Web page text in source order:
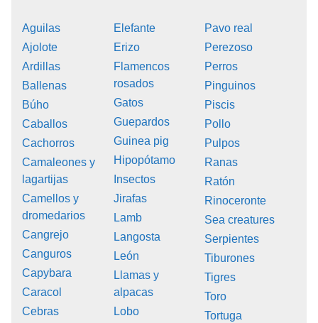
Aguilas
Ajolote
Ardillas
Ballenas
Búho
Caballos
Cachorros
Camaleones y
lagartijas
Camellos y
dromedarios
Cangrejo
Canguros
Capybara
Caracol
Cebras
Elefante
Erizo
Flamencos
rosados
Gatos
Guepardos
Guinea pig
Hipopótamo
Insectos
Jirafas
Lamb
Langosta
León
Llamas y
alpacas
Lobo
Pavo real
Perezoso
Perros
Pinguinos
Piscis
Pollo
Pulpos
Ranas
Ratón
Rinoceronte
Sea creatures
Serpientes
Tiburones
Tigres
Toro
Tortuga